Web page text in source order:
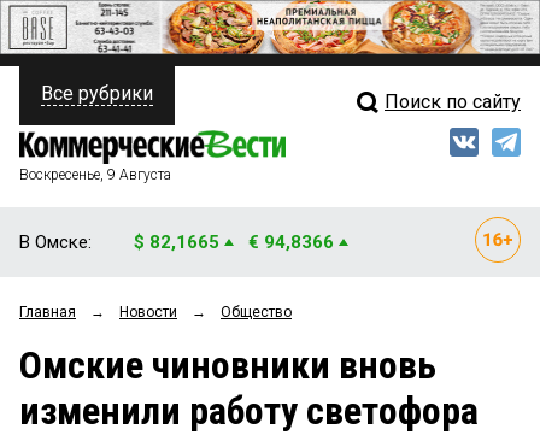
ПОЛИТИКА
ФИНАНСЫ
ОБЩЕСТВО
ЗАКОН
Свежий выпуск
Рейтинги
Блоги
Все рубрики Поиск по сайту
Воскресенье, 9 Августа
В Омске: $ 82,1665 € 94,8366
Главная → Новости → Общество
Омские чиновники вновь
изменили работу светофора